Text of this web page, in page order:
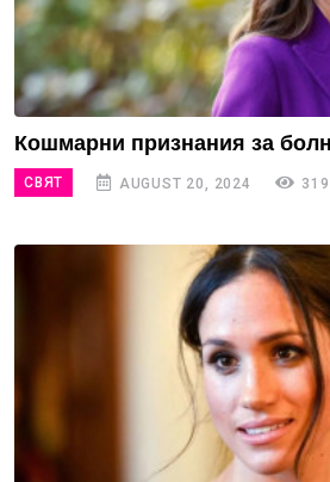
Кошмарни признания за
СВЯТ AUGUST 20, 2024